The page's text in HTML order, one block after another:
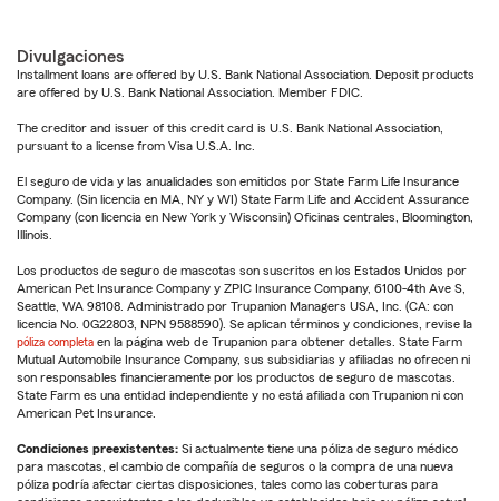
Divulgaciones
Installment loans are offered by U.S. Bank National Association. Deposit products
are offered by U.S. Bank National Association. Member FDIC.
The creditor and issuer of this credit card is U.S. Bank National Association,
pursuant to a license from Visa U.S.A. Inc.
El seguro de vida y las anualidades son emitidos por State Farm Life Insurance
Company. (Sin licencia en MA, NY y WI) State Farm Life and Accident Assurance
Company (con licencia en New York y Wisconsin) Oficinas centrales, Bloomington,
Illinois.
Los productos de seguro de mascotas son suscritos en los Estados Unidos por
American Pet Insurance Company y ZPIC Insurance Company, 6100-4th Ave S,
Seattle, WA 98108. Administrado por Trupanion Managers USA, Inc. (CA: con
licencia No. 0G22803, NPN 9588590). Se aplican términos y condiciones, revise la
póliza completa en la página web de Trupanion para obtener detalles. State Farm
Mutual Automobile Insurance Company, sus subsidiarias y afiliadas no ofrecen ni
son responsables financieramente por los productos de seguro de mascotas.
State Farm es una entidad independiente y no está afiliada con Trupanion ni con
American Pet Insurance.
Condiciones preexistentes: Si actualmente tiene una póliza de seguro médico
para mascotas, el cambio de compañía de seguros o la compra de una nueva
póliza podría afectar ciertas disposiciones, tales como las coberturas para